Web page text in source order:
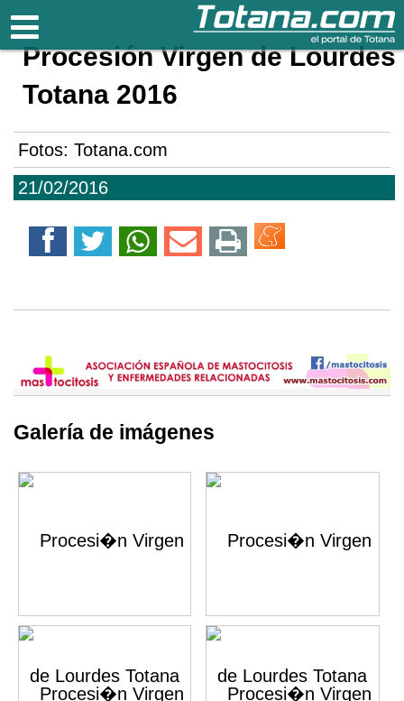
Totana.com
21/02/2016
Procesión Virgen de Lourdes
Totana 2016
Fotos: Totana.com
Galería de imágenes